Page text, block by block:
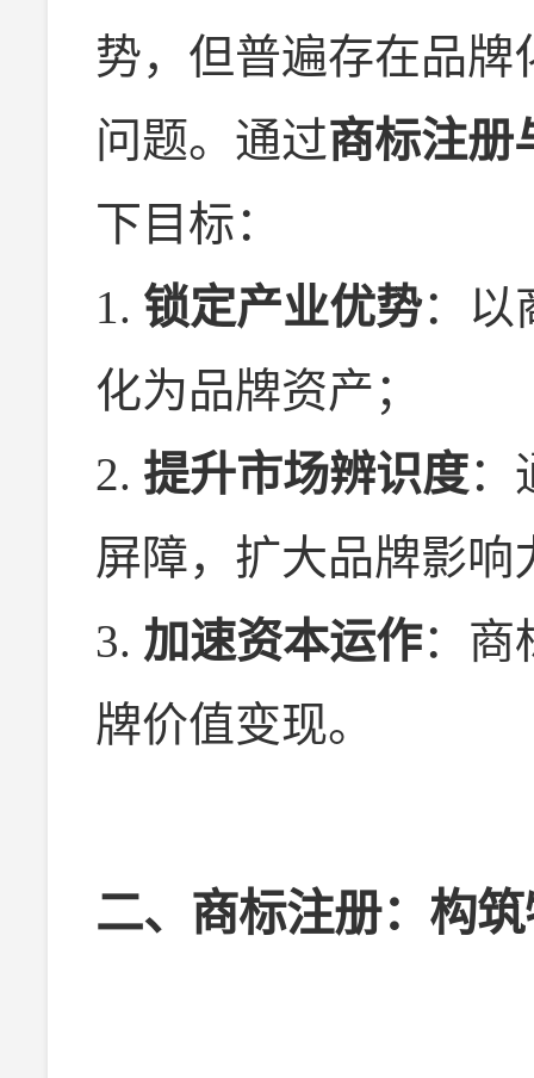
势，但普遍存在品
问题。通过商标注册
下目标：
1. 锁定产业优势：以
化为品牌资产；
2. 提升市场辨识度：
屏障，扩大品牌影响
3. 加速资本运作：商
牌价值变现。
二、商标注册：构